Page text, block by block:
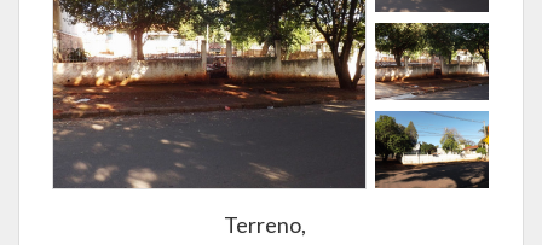
Terreno,